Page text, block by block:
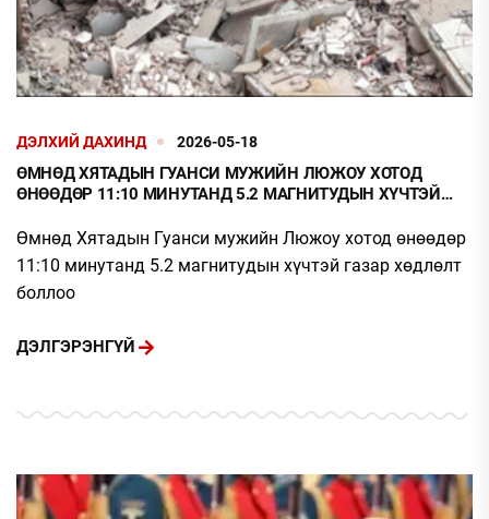
ДЭЛХИЙ ДАХИНД 2026-05-18
ӨМНӨД ХЯТАДЫН ГУАНСИ МУЖИЙН ЛЮЖОУ ХОТОД
ӨНӨӨДӨР 11:10 МИНУТАНД 5.2 МАГНИТУДЫН ХҮЧТЭЙ
Өмнөд Хятадын Гуанси мужийн Люжоу хотод өнөөдөр
11:10 минутанд 5.2 магнитудын хүчтэй газар хөдлөлт
боллоо
ДЭЛГЭРЭНГҮЙ